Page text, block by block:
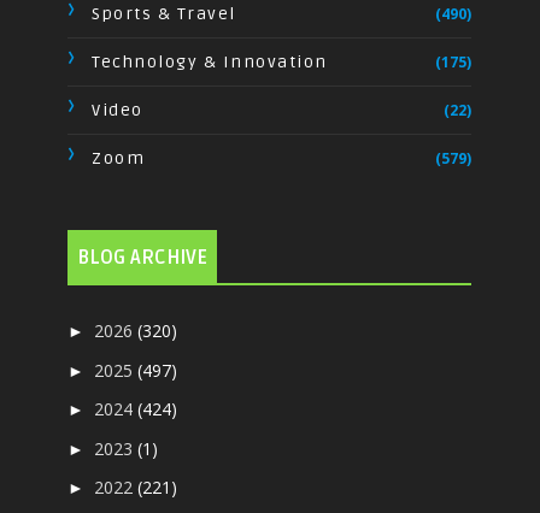
Sports & Travel (490)
Technology & Innovation (175)
Video (22)
Zoom (579)
BLOG ARCHIVE
► 2026(320)
► 2025(497)
► 2024(424)
► 2023(1)
► 2022(221)